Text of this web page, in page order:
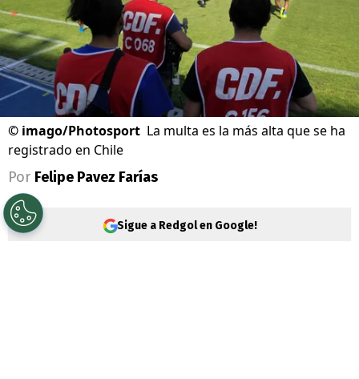
© imago/Photosport La multa es la más alta que se ha
registrado en Chile
Por Felipe Pavez Farías
Sigue a Redgol en Google!